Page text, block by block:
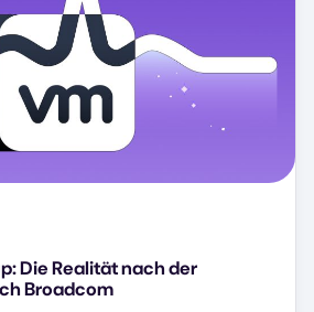
Die Realität nach der
Broadcom